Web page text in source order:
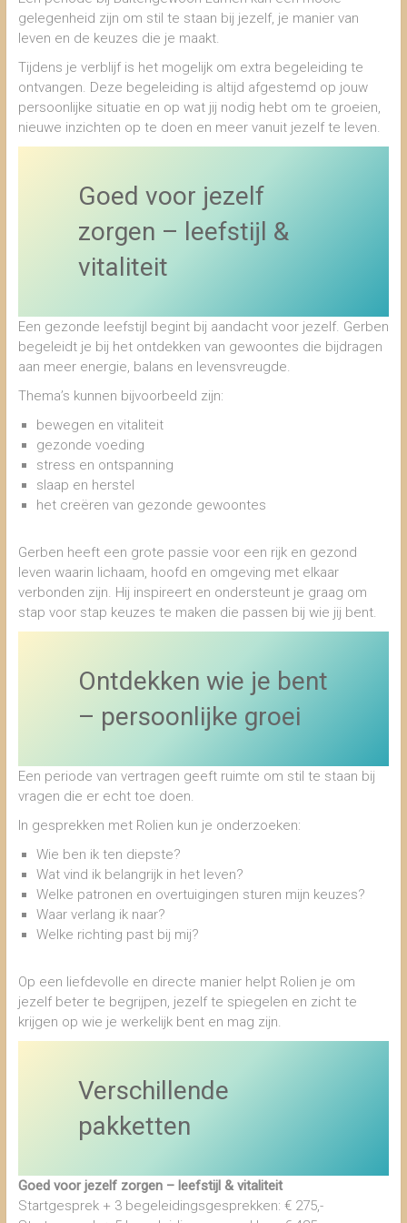
gelegenheid zijn om stil te staan bij jezelf, je manier van
leven en de keuzes die je maakt.
Tijdens je verblijf is het mogelijk om extra begeleiding te
ontvangen. Deze begeleiding is altijd afgestemd op jouw
persoonlijke situatie en op wat jij nodig hebt om te groeien,
nieuwe inzichten op te doen en meer vanuit jezelf te leven.
Goed voor jezelf
zorgen – leefstijl &
vitaliteit
Een gezonde leefstijl begint bij aandacht voor jezelf. Gerben
begeleidt je bij het ontdekken van gewoontes die bijdragen
aan meer energie, balans en levensvreugde.
Thema’s kunnen bijvoorbeeld zijn:
bewegen en vitaliteit
gezonde voeding
stress en ontspanning
slaap en herstel
het creëren van gezonde gewoontes
Gerben heeft een grote passie voor een rijk en gezond
leven waarin lichaam, hoofd en omgeving met elkaar
verbonden zijn. Hij inspireert en ondersteunt je graag om
stap voor stap keuzes te maken die passen bij wie jij bent.
Ontdekken wie je bent
– persoonlijke groei
Een periode van vertragen geeft ruimte om stil te staan bij
vragen die er echt toe doen.
In gesprekken met Rolien kun je onderzoeken:
Wie ben ik ten diepste?
Wat vind ik belangrijk in het leven?
Welke patronen en overtuigingen sturen mijn keuzes?
Waar verlang ik naar?
Welke richting past bij mij?
Op een liefdevolle en directe manier helpt Rolien je om
jezelf beter te begrijpen, jezelf te spiegelen en zicht te
krijgen op wie je werkelijk bent en mag zijn.
Verschillende
pakketten
Goed voor jezelf zorgen – leefstijl & vitaliteit
Startgesprek + 3 begeleidingsgesprekken: € 275,-